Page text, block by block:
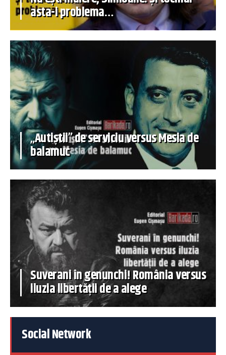
asta-i problema…
„Autiștii” de serviciu versus Mesia de
balamuc
Suverani în genunchi! România versus
iluzia libertății de a alege
Social Network